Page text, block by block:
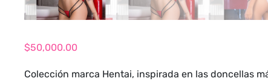
$50,000.00
Colección marca Hentai, inspirada en las doncellas